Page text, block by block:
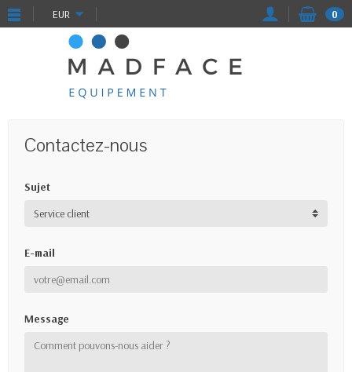
EUR 0
Contactez-nous
Sujet
E-mail
Message